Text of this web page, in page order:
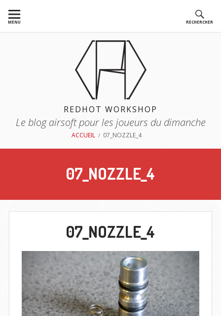
auMENU RECHERCHER
REDHOT WORKSHOP
Le blog airsoft pour les joueurs du dimanche
ACCUEIL 07_NOZZLE_4
07_NOZZLE_4
07_NOZZLE_4